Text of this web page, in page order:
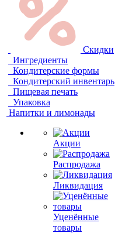
Скидки
Ингредиенты
Кондитерские формы
Кондитерский инвентарь
Пищевая печать
Упаковка
Напитки и лимонады
Акции
Распродажа
Ликвидация
Уценённые
товары